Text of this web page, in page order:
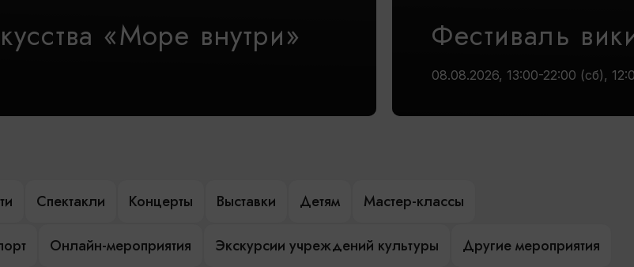
«Море внутри» Фестиваль
08.08.2026, 13:00-22:00 (сб),
Спектакли Концерты Выставки Детям Мастер-классы
Онлайн-мероприятия Экскурсии учреждений культуры Другие мероприятия